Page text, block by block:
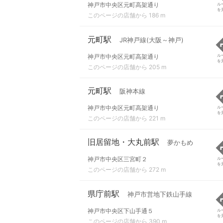
神戸市中央区元町高架通り
このページの店舗から 186 m
ル
を
元町駅 JR神戸線(大阪～神戸)
神戸市中央区元町高架通り
このページの店舗から 205 m
ル
を
元町駅 阪神本線
神戸市中央区元町高架通り
このページの店舗から 221 m
ル
を
旧居留地・大丸前駅 夢かもめ
神戸市中央区三宮町２
このページの店舗から 272 m
ル
を
県庁前駅 神戸市営地下鉄山手線
神戸市中央区下山手通５
このページの店舗から 390 m
ル
を